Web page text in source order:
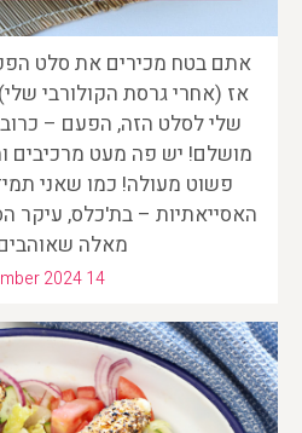
אתם בטח מכירים את סלט
אז (אחרי גרסת הקולורבי
שלי לסלט הזה, הפעם –
מושלם! יש פה מעט מרכיבים
פשוט מעולה! כמו שאני
האסייאתיות – בת'כלס, עיקר
מאלה
2024 14